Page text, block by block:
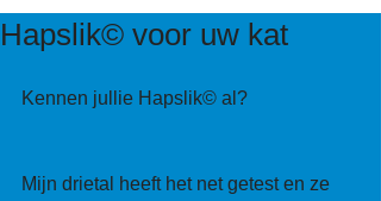
Hapslik© voor uw kat
Kennen jullie Hapslik© al?
Mijn drietal heeft het net getest en ze